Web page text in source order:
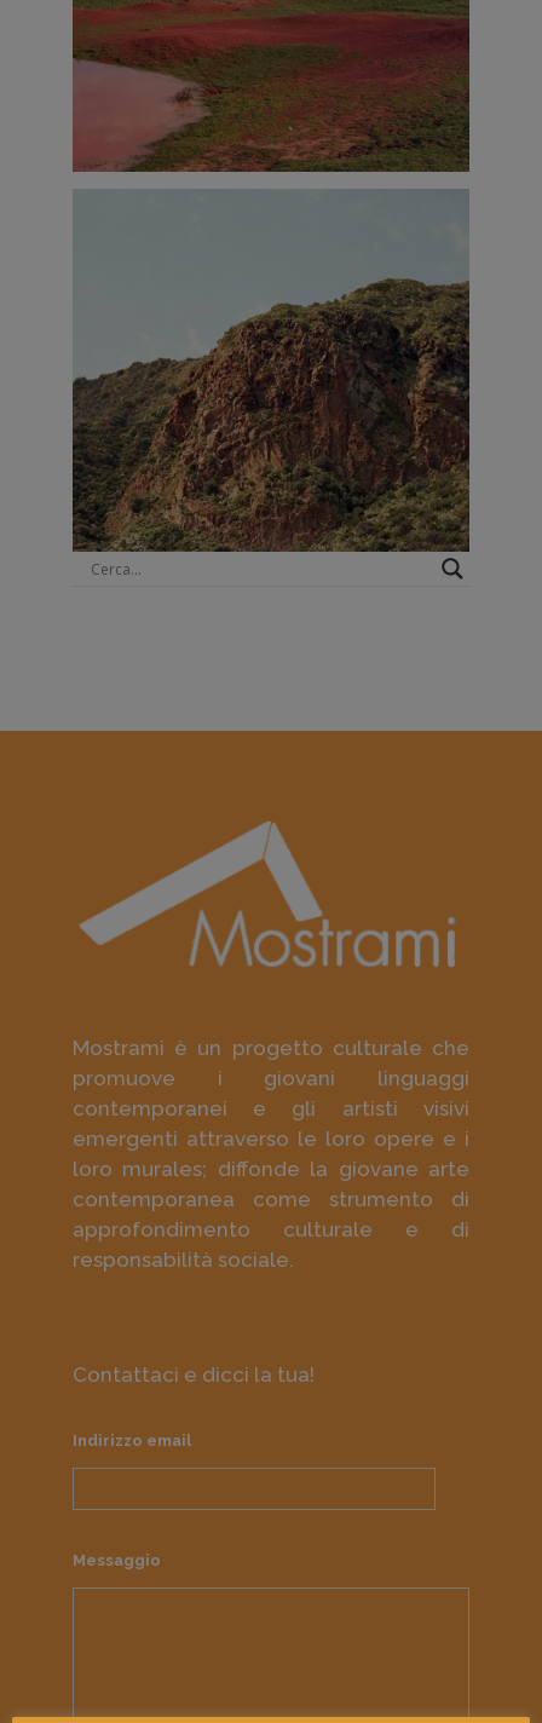
Mostrami è un progetto culturale che
promuove i giovani linguaggi
contemporanei e gli artisti visivi
emergenti attraverso le loro opere e i
loro murales; diffonde la giovane arte
contemporanea come strumento di
approfondimento culturale e di
responsabilità sociale.
Contattaci e dicci la tua!
Indirizzo email
Messaggio